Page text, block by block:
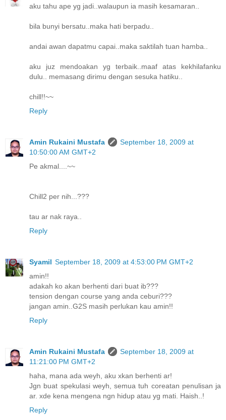
aku tahu ape yg jadi..walaupun ia masih kesamaran..
bila bunyi bersatu..maka hati berpadu..
andai awan dapatmu capai..maka saktilah tuan hamba..
aku juz mendoakan yg terbaik..maaf atas kekhilafanku
dulu.. memasang dirimu dengan sesuka hatiku..
chill!!~~
Reply
Amin Rukaini Mustafa
September 18, 2009 at
10:50:00 AM GMT+2
Pe akmal....~~
Chill2 per nih...???
tau ar nak raya..
Reply
Syamil September 18, 2009 at 4:53:00 PM GMT+2
amin!!
adakah ko akan berhenti dari buat ib???
tension dengan course yang anda ceburi???
jangan amin..G2S masih perlukan kau amin!!
Reply
Amin Rukaini Mustafa
September 18, 2009 at
11:21:00 PM GMT+2
haha, mana ada weyh, aku xkan berhenti ar!
Jgn buat spekulasi weyh, semua tuh coreatan penulisan ja
ar. xde kena mengena ngn hidup atau yg mati. Haish..!
Reply